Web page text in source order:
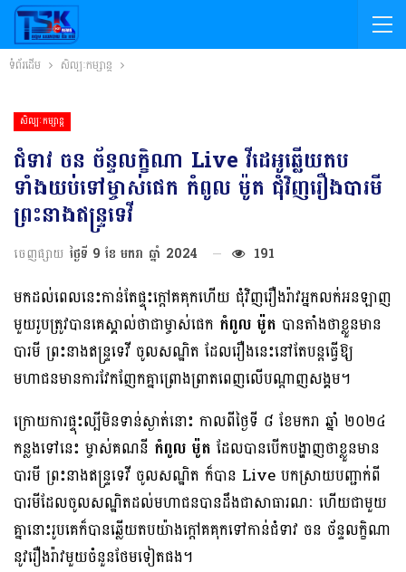
ទំព័រដើម សិល្បៈកម្សាន្ត
សិល្បៈកម្សាន្ត
ជំទាវ ចន ច័ន្ទលក្ខិណា Live វីដេអូឆ្លើយតប
ទាំងយប់ទៅម្ចាស់ផេក កំពូល ម៉ូត ជុំវិញរឿងបារមី
ព្រះនាងឥន្រ្ទទេវី
ចេញផ្សាយ ថ្ងៃទី 9 ខែ មករា ឆ្នាំ 2024 191
មកដល់ពេលនេះកាន់តែផ្ទុះក្តៅគគុកហើយ ជុំវិញរឿងរ៉ាវអ្នកលក់អនឡាញ
មួយរូបត្រូវបានគេស្គាល់ថាជាម្ចាស់ផេក កំពូល ម៉ូត បានតាំងថាខ្លួនមាន
បារមី ព្រះនាងឥន្រ្ទទេវី ចូលសណ្ឋិត ដែលរឿងនេះនៅតែបន្តធ្វើឱ្យ
មហាជនមានការវែកញែកគ្នាព្រោងព្រាតពេញលើបណ្តាញសង្គម។
ក្រោយការផ្ទុះល្បីមិនទាន់ស្ងាត់នោះ កាលពីថ្ងៃទី ៨ ខែមករា ឆ្នាំ ២០២៤
កន្លងទៅនេះ ម្ចាស់គណនី កំពូល ម៉ូត ដែលបានបើកបង្ហាញថាខ្លួនមាន
បារមី ព្រះនាងឥន្រ្ទទេវី ចូលសណ្ឋិត ក៏បាន Live បកស្រាយបញ្ជាក់ពី
បារមីដែលចូលសណ្ឋិតដល់មហាជនបានដឹងជាសាធារណៈ ហើយជាមួយ
គ្នានោះរូបគេក៏បានឆ្លើយតបយ៉ាងក្តៅគគុកទៅកាន់ជំទាវ ចន ច័ន្ទលក្ខិណា
នូវរឿងរ៉ាវមួយចំនួនថែមទៀតផង។